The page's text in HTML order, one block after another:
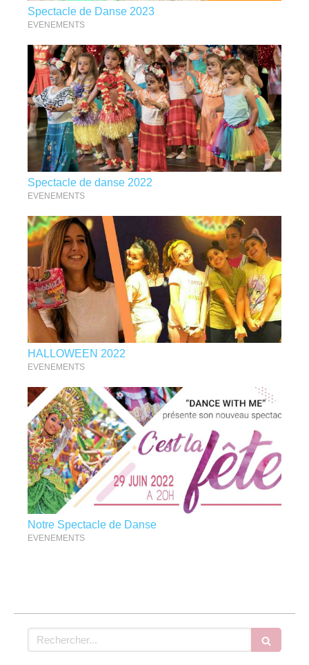
Spectacle de Danse 2023
EVENEMENTS
Spectacle de danse 2022
EVENEMENTS
HALLOWEEN 2022
EVENEMENTS
Notre Spectacle de Danse
EVENEMENTS
Rechercher